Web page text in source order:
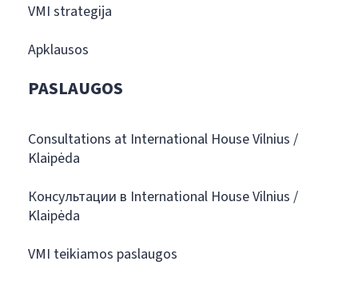
VMI strategija
Apklausos
PASLAUGOS
Consultations at International House Vilnius /
Klaipėda
Консультации в International House Vilnius /
Klaipėda
VMI teikiamos paslaugos